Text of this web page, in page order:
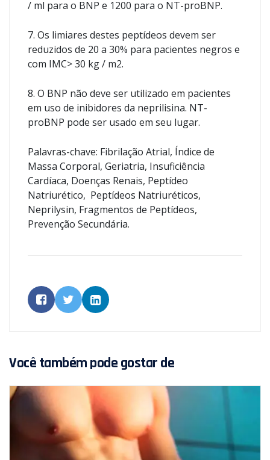
/ ml para o BNP e 1200 para o NT-proBNP.
7. Os limiares destes peptídeos devem ser
reduzidos de 20 a 30% para pacientes negros e
com IMC> 30 kg / m2.
8. O BNP não deve ser utilizado em pacientes
em uso de inibidores da neprilisina. NT-
proBNP pode ser usado em seu lugar.
Palavras-chave: Fibrilação Atrial, Índice de
Massa Corporal, Geriatria, Insuficiência
Cardíaca, Doenças Renais, Peptídeo
Natriurético, Peptídeos Natriuréticos,
Neprilysin, Fragmentos de Peptídeos,
Prevenção Secundária.
Você também pode gostar de